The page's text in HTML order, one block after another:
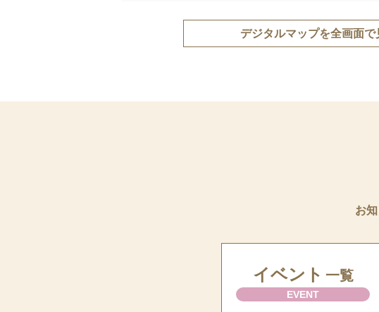
デジタルマップを全画面で
お
イベント 一覧
EVENT